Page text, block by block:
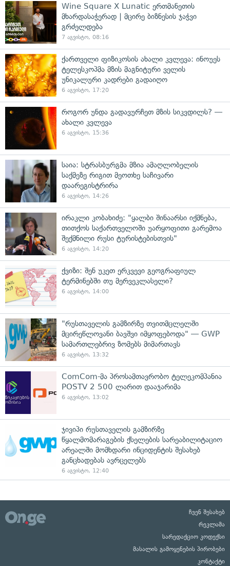
Wine Square X Lunatic ერთმანეთის
მხარდასაჭერად | მცირე ბიზნესის ჯაჭვი
გრძელდება
7 აგვისტო, 08:16
ქართველი ფიზიკოსის ახალი კვლევა: ინოუეს
ტელესკოპმა მზის მაგნიტური ველის
უნიკალური კადრები გადაიღო
6 აგვისტო, 17:20
როგორ უნდა გადავურჩეთ მზის სიკვდილს? —
ახალი კვლევა
6 აგვისტო, 15:36
საია: სტრასბურგმა მზია ამაღლობელის
საქმეზე რიგით მეოთხე საჩივარი
დაარეგისტრირა
6 აგვისტო, 14:26
ირაკლი კობახიძე: "ყალბი შინაარსი იქმნება,
თითქოს საქართველოში უარყოფითი გარემოა
შექმნილი რუსი ტურისტებისთვის"
6 აგვისტო, 14:20
ქვიზი: შენ უკეთ ერკვევი გეოგრაფიულ
ტერმინებში თუ მერვეკლასელი?
6 აგვისტო, 14:00
"რუსთაველის გამზირზე თვითმცლელში
მცირეწლოვანი ბავშვი იმყოფებოდა" — GWP
სამართლებრივ ზომებს მიმართავს
6 აგვისტო, 13:32
ComCom-მა პროსამთავრობო ტელეკომპანია
POSTV 2 500 ლარით დააჯარიმა
6 აგვისტო, 13:02
ჯივიპი რუსთაველის გამზირზე
წყალმომარაგების ქსელების სარეაბილიტაციო
არეალში მომხდარი ინციდენტის შესახებ
განცხადებას ავრცელებს
6 აგვისტო, 12:40
ჩვენ შესახებ
რეკლამა
სარედაქციო კოდექსი
მასალის გამოყენების პირობები
კონტაქტი